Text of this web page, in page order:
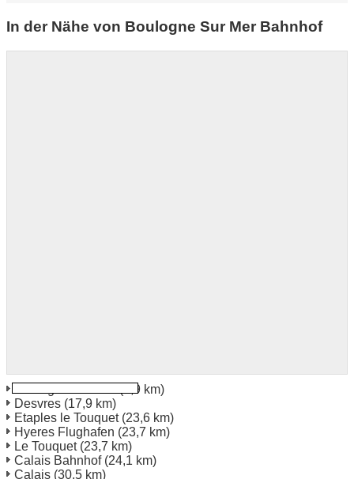
In der Nähe von Boulogne Sur Mer Bahnhof
(0,9 km)
Desvres (17,9 km)
Etaples le Touquet(23,6 km)
Hyeres Flughafen (23,7 km)
Le Touquet(23,7 km)
Calais Bahnhof(24,1 km)
Calais (30,5 km)